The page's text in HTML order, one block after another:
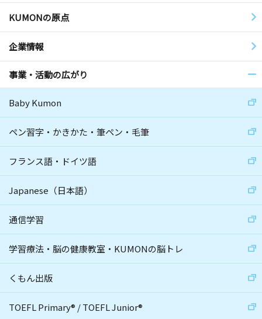
KUMONの原点
企業情報
事業・活動の広がり
Baby Kumon
ペン習字・かきかた・筆ペン・毛筆
フランス語・ドイツ語
Japanese（日本語）
通信学習
学習療法・脳の健康教室・KUMONの脳トレ
くもん出版
TOEFL Primary® /TOEFL Junior®